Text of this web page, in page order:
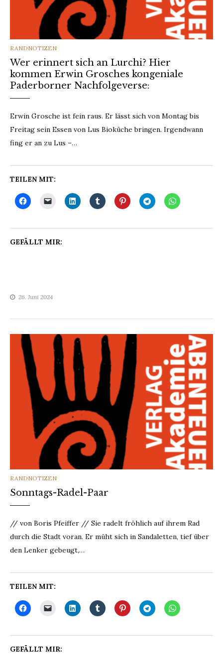
CATEGORIES
RANDNOTIZEN
Wer erinnert sich an Lurchi? Hier
kommen Erwin Grosches kongeniale
Paderborner Nachfolgeverse:
Erwin Grosche ist fein raus. Er lässt sich von Montag bis
Freitag sein Essen von Lus Bioküche bringen. Irgendwann
fing er an zu Lus –…
TEILEN MIT:
GEFÄLLT MIR:
26. Juni 2024
CATEGORIES
RANDNOTIZEN
Sonntags-Radel-Paar
// von Boris Pfeiffer // Sie radelt fröhlich auf ihrem Rad
durch die Stadt voran. Er müht sich in Sandaletten, tief über
den Lenker gebeugt,…
TEILEN MIT:
GEFÄLLT MIR: